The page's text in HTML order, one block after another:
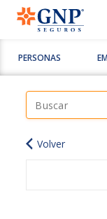
PERSONAS
Volver